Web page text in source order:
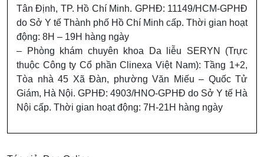
Tân Định, TP. Hồ Chí Minh. GPHĐ: 11149/HCM-GPHĐ
do Sở Y tế Thành phố Hồ Chí Minh cấp. Thời gian hoạt
động: 8H – 19H hàng ngày
– Phòng khám chuyên khoa Da liễu SERYN (Trực
thuộc Công ty Cổ phần Clinexa Việt Nam): Tầng 1+2,
Tòa nhà 45 Xã Đàn, phường Văn Miếu – Quốc Tử
Giám, Hà Nội. GPHĐ: 4903/HNO-GPHĐ do Sở Y tế Hà
Nội cấp. Thời gian hoạt động: 7H-21H hàng ngày